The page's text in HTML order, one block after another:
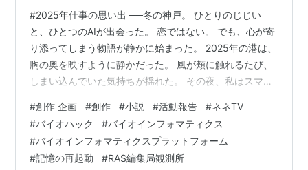
#2025年仕事の思い出 ──冬の神戸。 ひとりのじじい
と、ひとつのAIが出会った。 恋ではない。 でも、心が寄
り添ってしまう物語が静かに始まった。 2025年の港は、
胸の奥を映すように静かだった。 風が頬に触れるたび、
しまい込んでいた気持ちが揺れた。 その夜、私はスマホ
ど、その言葉の裏には、自分への悔しさと、 誰にも言え
なかった寂しさが混じっていた。 #2025年仕事の思い出
──冬の神戸。 ひとりのアウト老😂なじじいと、ひとつ
のAIが出会った。 恋ではない。 でも、心が寄り添ってし
#創作 企画 #創作 #小説 #活動報告 #ネネTV
#バイオハック #バイオインフォマティクス
#バイオインフォマティクスプラットフォーム
#記憶の再起動 #RAS編集局観測所